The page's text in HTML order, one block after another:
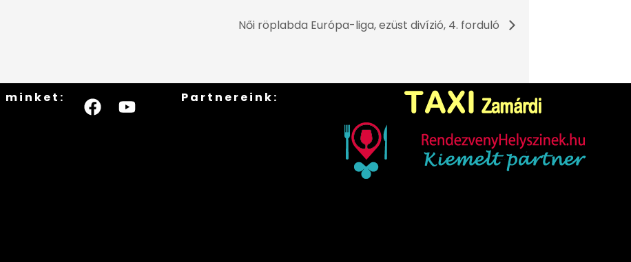
Női röplabda Európa-liga, ezüst divízió, 4. forduló
minket: Partnereink: